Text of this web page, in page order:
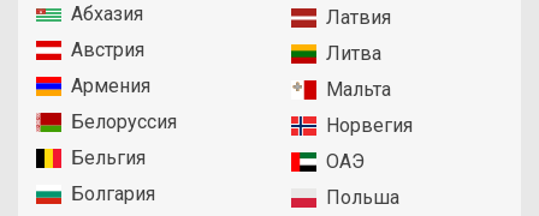
Абхазия
Австрия
Армения
Белоруссия
Бельгия
Болгария
Латвия
Литва
Мальта
Норвегия
ОАЭ
Польша